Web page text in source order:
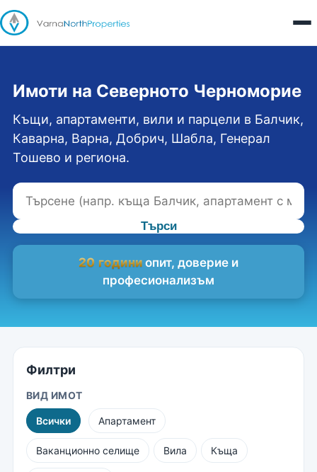
Имоти на Северното Черноморие
Къщи, апартаменти, вили и парцели в Балчик,
Каварна, Варна, Добрич, Шабла, Генерал
Тошево и региона.
Търси
20 години опит, доверие и
професионализъм
Филтри
ВИД ИМОТ
Всички Апартамент
Ваканционно селище Вила Къща